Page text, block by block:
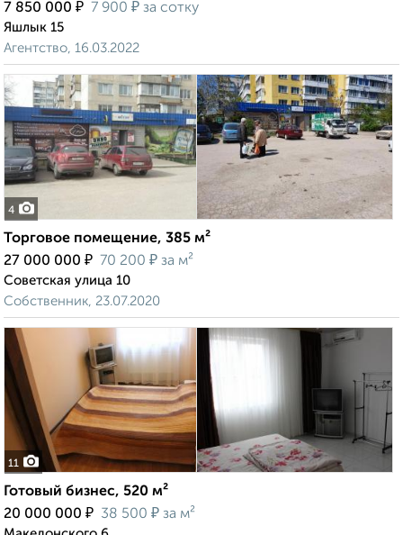
7 850 000 ₽ 7 900 ₽ за сотку
Яшлык 15
Агентство, 16.03.2022
4
Торговое помещение, 385 м²
27 000 000 ₽ 70 200 ₽ за м²
Советская улица 10
Собственник, 23.07.2020
11
Готовый бизнес, 520 м²
20 000 000 ₽ 38 500 ₽ за м²